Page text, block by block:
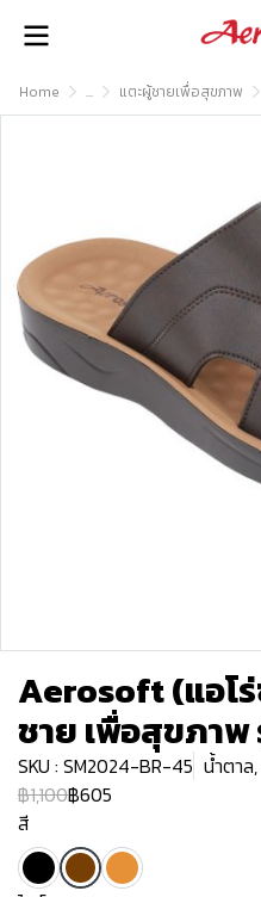
Home ... แตะผู้ชายเพื่อสุขภาพ
Aerosoft (แอโ
ชาย เพื่อสุขภาพ
SKU : SM2024-BR-45 น้ำตาล
฿1,100฿605
สี